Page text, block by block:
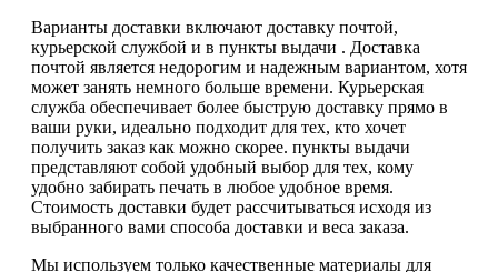
Варианты доставки включают доставку почтой,
курьерской службой и в пункты выдачи . Доставка
почтой является недорогим и надежным вариантом, хотя
может занять немного больше времени. Курьерская
служба обеспечивает более быструю доставку прямо в
ваши руки, идеально подходит для тех, кто хочет
получить заказ как можно скорее. пункты выдачи
представляют собой удобный выбор для тех, кому
удобно забирать печать в любое удобное время.
Стоимость доставки будет рассчитываться исходя из
выбранного вами способа доставки и веса заказа.
Мы используем только качественные материалы для